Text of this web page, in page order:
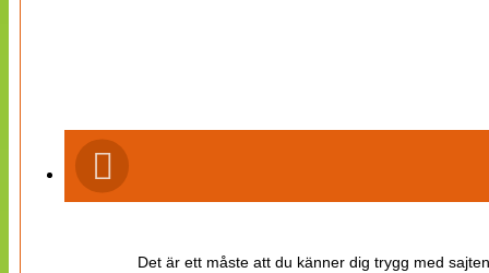
Det är ett måste att du känner dig trygg med